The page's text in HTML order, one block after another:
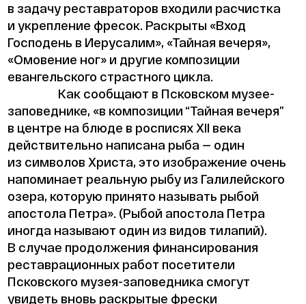
в задачу реставраторов входили расчистка
и укрепление фресок. Раскрыты «Вход
Господень в Иерусалим», «Тайная вечеря»,
«Омовение ног» и другие композиции
евангельского страстного цикла.
Как сообщают в Псковском музее-
заповеднике, «в композиции “Тайная вечеря”
в центре на блюде в росписях XII века
действительно написана рыба — один
из символов Христа, это изображение очень
напоминает реальную рыбу из Галилейского
озера, которую принято называть рыбой
апостола Петра». (Рыбой апостола Петра
иногда называют один из видов тилапий).
В случае продолжения финансирования
реставрационных работ посетители
Псковского музея-заповедника смогут
увидеть вновь раскрытые фрески